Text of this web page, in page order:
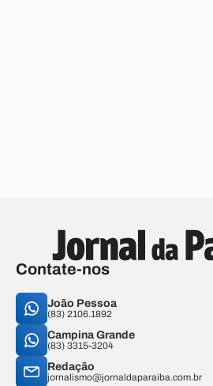
Contate-nos
João Pessoa
(83) 2106.1892
Campina Grande
(83) 3315-3204
Redação
jornalismo@jornaldaparaiba.com.br